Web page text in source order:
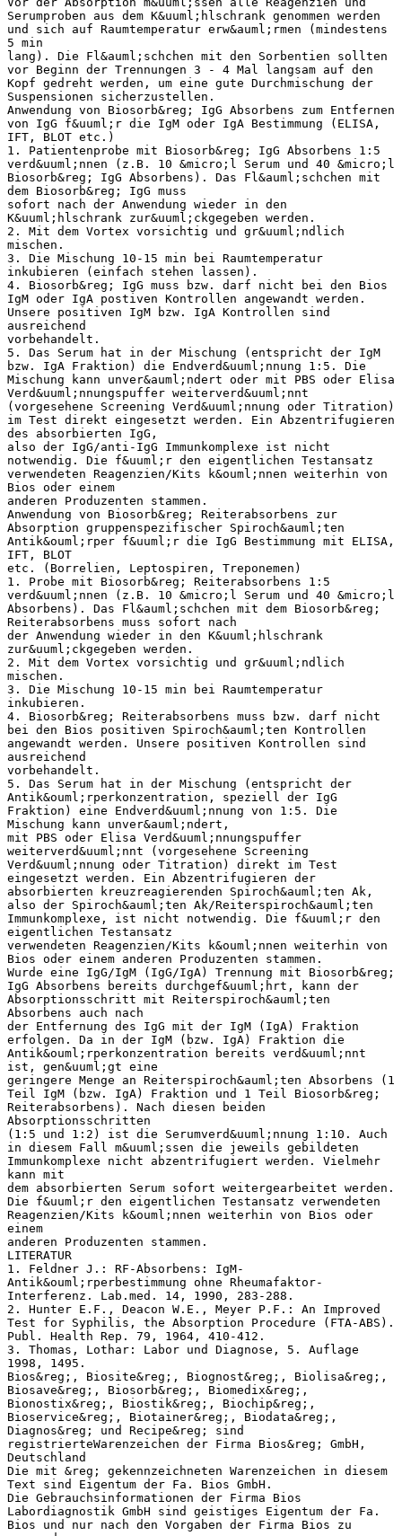
Serumproben aus dem K&uuml;hlschrank genommen werden
und sich auf Raumtemperatur erw&auml;rmen (mindestens
5 min
lang). Die Fl&auml;schchen mit den Sorbentien sollten
vor Beginn der Trennungen 3 - 4 Mal langsam auf den
Kopf gedreht werden, um eine gute Durchmischung der
Suspensionen sicherzustellen.
Anwendung von Biosorb&reg; IgG Absorbens zum Entfernen
von IgG f&uuml;r die IgM oder IgA Bestimmung (ELISA,
IFT, BLOT etc.)
1. Patientenprobe mit Biosorb&reg; IgG Absorbens 1:5
verd&uuml;nnen (z.B. 10 &micro;l Serum und 40 &micro;l
Biosorb&reg; IgG Absorbens). Das Fl&auml;schchen mit
dem Biosorb&reg; IgG muss
sofort nach der Anwendung wieder in den
K&uuml;hlschrank zur&uuml;ckgegeben werden.
2. Mit dem Vortex vorsichtig und gr&uuml;ndlich
mischen.
3. Die Mischung 10-15 min bei Raumtemperatur
inkubieren (einfach stehen lassen).
4. Biosorb&reg; IgG muss bzw. darf nicht bei den Bios
IgM oder IgA postiven Kontrollen angewandt werden.
Unsere positiven IgM bzw. IgA Kontrollen sind
ausreichend
vorbehandelt.
5. Das Serum hat in der Mischung (entspricht der IgM
bzw. IgA Fraktion) die Endverd&uuml;nnung 1:5. Die
Mischung kann unver&auml;ndert oder mit PBS oder Elisa
Verd&uuml;nnungspuffer weiterverd&uuml;nnt
(vorgesehene Screening Verd&uuml;nnung oder Titration)
im Test direkt eingesetzt werden. Ein Abzentrifugieren
des absorbierten IgG,
also der IgG/anti-IgG Immunkomplexe ist nicht
notwendig. Die f&uuml;r den eigentlichen Testansatz
verwendeten Reagenzien/Kits k&ouml;nnen weiterhin von
Bios oder einem
anderen Produzenten stammen.
Anwendung von Biosorb&reg; Reiterabsorbens zur
Absorption gruppenspezifischer Spiroch&auml;ten
Antik&ouml;rper f&uuml;r die IgG Bestimmung mit ELISA,
IFT, BLOT
etc. (Borrelien, Leptospiren, Treponemen)
1. Probe mit Biosorb&reg; Reiterabsorbens 1:5
verd&uuml;nnen (z.B. 10 &micro;l Serum und 40 &micro;l
Absorbens). Das Fl&auml;schchen mit dem Biosorb&reg;
Reiterabsorbens muss sofort nach
der Anwendung wieder in den K&uuml;hlschrank
zur&uuml;ckgegeben werden.
2. Mit dem Vortex vorsichtig und gr&uuml;ndlich
mischen.
3. Die Mischung 10-15 min bei Raumtemperatur
inkubieren.
4. Biosorb&reg; Reiterabsorbens muss bzw. darf nicht
bei den Bios positiven Spiroch&auml;ten Kontrollen
angewandt werden. Unsere positiven Kontrollen sind
ausreichend
vorbehandelt.
5. Das Serum hat in der Mischung (entspricht der
Antik&ouml;rperkonzentration, speziell der IgG
Fraktion) eine Endverd&uuml;nnung von 1:5. Die
Mischung kann unver&auml;ndert,
mit PBS oder Elisa Verd&uuml;nnungspuffer
weiterverd&uuml;nnt (vorgesehene Screening
Verd&uuml;nnung oder Titration) direkt im Test
eingesetzt werden. Ein Abzentrifugieren der
absorbierten kreuzreagierenden Spiroch&auml;ten Ak,
also der Spiroch&auml;ten Ak/Reiterspiroch&auml;ten
Immunkomplexe, ist nicht notwendig. Die f&uuml;r den
eigentlichen Testansatz
verwendeten Reagenzien/Kits k&ouml;nnen weiterhin von
Bios oder einem anderen Produzenten stammen.
Wurde eine IgG/IgM (IgG/IgA) Trennung mit Biosorb&reg;
IgG Absorbens bereits durchgef&uuml;hrt, kann der
Absorptionsschritt mit Reiterspiroch&auml;ten
Absorbens auch nach
der Entfernung des IgG mit der IgM (IgA) Fraktion
erfolgen. Da in der IgM (bzw. IgA) Fraktion die
Antik&ouml;rperkonzentration bereits verd&uuml;nnt
ist, gen&uuml;gt eine
geringere Menge an Reiterspiroch&auml;ten Absorbens (1
Teil IgM (bzw. IgA) Fraktion und 1 Teil Biosorb&reg;
Reiterabsorbens). Nach diesen beiden
Absorptionsschritten
(1:5 und 1:2) ist die Serumverd&uuml;nnung 1:10. Auch
in diesem Fall m&uuml;ssen die jeweils gebildeten
Immunkomplexe nicht abzentrifugiert werden. Vielmehr
kann mit
dem absorbierten Serum sofort weitergearbeitet werden.
Die f&uuml;r den eigentlichen Testansatz verwendeten
Reagenzien/Kits k&ouml;nnen weiterhin von Bios oder
einem
anderen Produzenten stammen.
LITERATUR
1. Feldner J.: RF-Absorbens: IgM-
Antik&ouml;rperbestimmung ohne Rheumafaktor-
Interferenz. Lab.med. 14, 1990, 283-288.
2. Hunter E.F., Deacon W.E., Meyer P.F.: An Improved
Test for Syphilis, the Absorption Procedure (FTA-ABS).
Publ. Health Rep. 79, 1964, 410-412.
3. Thomas, Lothar: Labor und Diagnose, 5. Auflage
1998, 1495.
Bios&reg;, Biosite&reg;, Biognost&reg;, Biolisa&reg;,
Biosave&reg;, Biosorb&reg;, Biomedix&reg;,
Bionostix&reg;, Biostik&reg;, Biochip&reg;,
Bioservice&reg;, Biotainer&reg;, Biodata&reg;,
Diagnos&reg; und Recipe&reg; sind
registrierteWarenzeichen der Firma Bios&reg; GmbH,
Deutschland
Die mit &reg; gekennzeichneten Warenzeichen in diesem
Text sind Eigentum der Fa. Bios GmbH.
Die Gebrauchsinformationen der Firma Bios
Labordiagnostik GmbH sind geistiges Eigentum der Fa.
Bios und nur nach den Vorgaben der Firma Bios zu